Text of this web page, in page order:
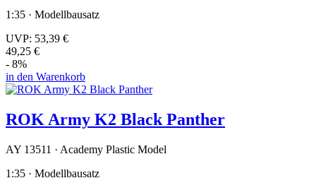
1:35 · Modellbausatz
UVP: 53,39 €
49,25 €
- 8%
in den Warenkorb
ROK Army K2 Black Panther
AY 13511 · Academy Plastic Model
1:35 · Modellbausatz